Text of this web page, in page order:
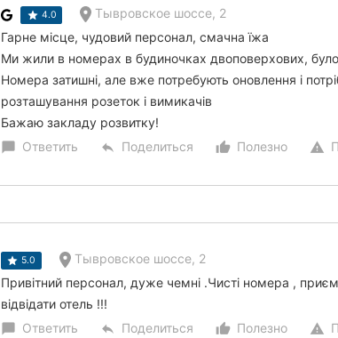
4.0 Тывровское шоссе, 2
Гарне місце, чудовий персонал, смачна їжа
Ми жили в номерах в будиночках двоповерхових,
Номера затишні, але вже потребують оновлення і
розташування розеток і вимикачів
Бажаю закладу розвитку!
chat_bubble Ответить reply Поделиться thumb_up_alt
Полезно warning
5.0 Тывровское шоссе, 2
Привітний персонал, дуже чемні .Чисті номера ,
відвідати отель !!!
chat_bubble Ответить reply Поделиться thumb_up_alt
Полезно warning